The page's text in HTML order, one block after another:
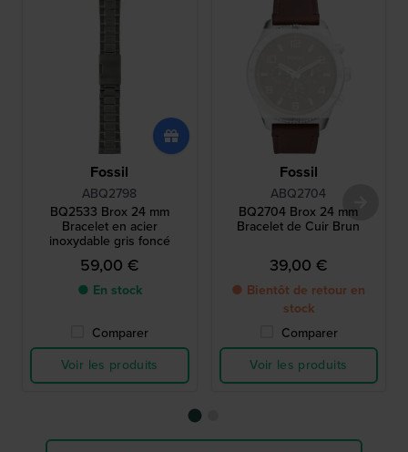
Fossil
ABQ2798
BQ2533 Brox 24 mm
Bracelet en acier
inoxydable gris foncé
59,00 €
● En stock
Comparer
Voir les produits
Fossil
ABQ2704
BQ2704 Brox 24 mm
Bracelet de Cuir Brun
39,00 €
● Bientôt de retour en
stock
Comparer
Voir les produits